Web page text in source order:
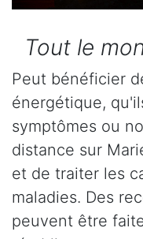
Tout le
Peut bénéficier
énergétique,
symptômes ou
distance sur
et de traiter les
maladies. Des
peuvent être